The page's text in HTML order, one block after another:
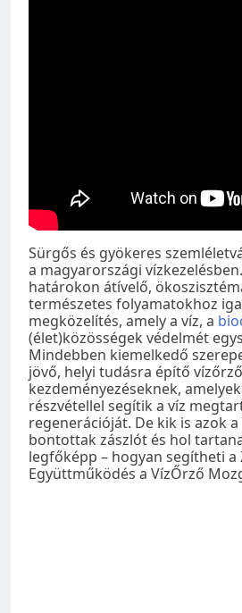
Sürgős és gyökeres
a magyarországi
határokon átívelő,
természetes folyamatokhoz
megközelítés, amely a víz, a
(élet)közösségek védelmét
Mindebben kiemelkedő
jövő, helyi tudásra építő vízőrző
kezdeményezéseknek,
részvétellel segítik a víz
regenerációját. De kik is azok
bontottak zászlót és hol
legfőképp – hogyan segítheti a
Együttműködés a VízŐrző